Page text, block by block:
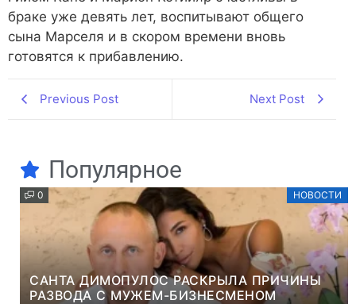
браке уже девять лет, воспитывают общего
сына Марселя и в скором времени вновь
готовятся к прибавлению.
Previous Post Next Post
Популярное
0 НОВОСТИ
САНТА ДИМОПУЛОС РАСКРЫЛА ПРИЧИНЫ
РАЗВОДА С МУЖЕМ-БИЗНЕСМЕНОМ